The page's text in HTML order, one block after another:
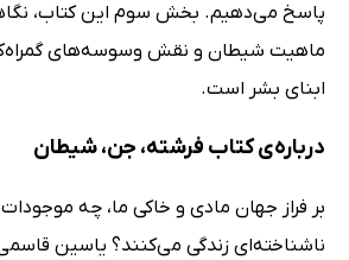
پاسخ می‌دهیم. بخش سوم این کتاب،
ماهیت شیطان و نقش وسوسه‌های
ابنای بشر است.
درباره‌ی کتاب فرشته، جن، شیطان
بر فراز جهان مادی و خاکی ما، چه موجودات
ناشناخته‌ای زندگی می‌کنند؟ یاسین